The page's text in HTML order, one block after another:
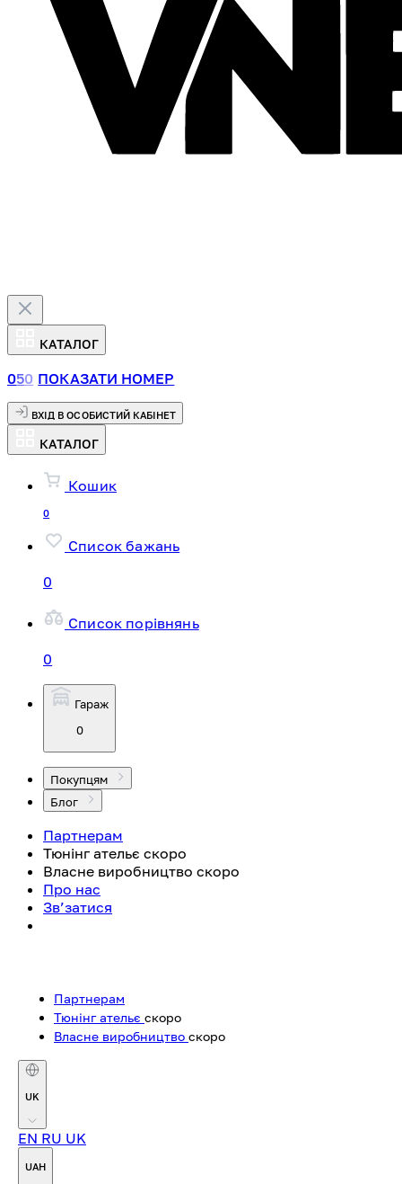
КАТАЛОГ
050 ПОКАЗАТИ НОМЕР
ВХІД В ОСОБИСТИЙ КАБІНЕТ
КАТАЛОГ
Кошик
0
Список бажань
0
Список порівнянь
0
Гараж
0
Покупцям
Блог
Партнерам
Тюнінг ательє скоро
Власне виробництво скоро
Про нас
Зв’затися
Партнерам
Тюнінг ательє скоро
Власне виробництво скоро
UK
EN RU UK
UAH